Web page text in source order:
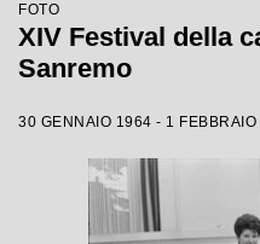
FOTO
XIV Festival della
Sanremo
30 GENNAIO 1964 - 1